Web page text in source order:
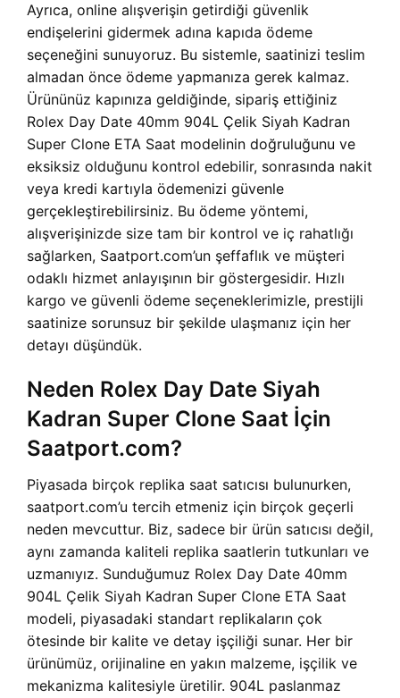
Ayrıca, online alışverişin getirdiği güvenlik
endişelerini gidermek adına kapıda ödeme
seçeneğini sunuyoruz. Bu sistemle, saatinizi teslim
almadan önce ödeme yapmanıza gerek kalmaz.
Ürününüz kapınıza geldiğinde, sipariş ettiğiniz
Rolex Day Date 40mm 904L Çelik Siyah Kadran
Super Clone ETA Saat modelinin doğruluğunu ve
eksiksiz olduğunu kontrol edebilir, sonrasında nakit
veya kredi kartıyla ödemenizi güvenle
gerçekleştirebilirsiniz. Bu ödeme yöntemi,
alışverişinizde size tam bir kontrol ve iç rahatlığı
sağlarken, Saatport.com’un şeffaflık ve müşteri
odaklı hizmet anlayışının bir göstergesidir. Hızlı
kargo ve güvenli ödeme seçeneklerimizle, prestijli
saatinize sorunsuz bir şekilde ulaşmanız için her
detayı düşündük.
Neden Rolex Day Date Siyah
Kadran Super Clone Saat İçin
Saatport.com?
Piyasada birçok replika saat satıcısı bulunurken,
saatport.com’u tercih etmeniz için birçok geçerli
neden mevcuttur. Biz, sadece bir ürün satıcısı değil,
aynı zamanda kaliteli replika saatlerin tutkunları ve
uzmanıyız. Sunduğumuz Rolex Day Date 40mm
904L Çelik Siyah Kadran Super Clone ETA Saat
modeli, piyasadaki standart replikaların çok
ötesinde bir kalite ve detay işçiliği sunar. Her bir
ürünümüz, orijinaline en yakın malzeme, işçilik ve
mekanizma kalitesiyle üretilir. 904L paslanmaz